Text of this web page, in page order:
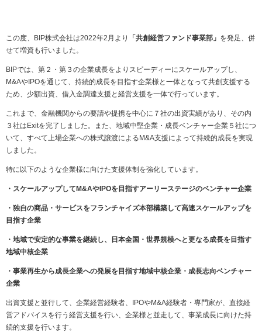
この度、BIP株式会社は2022年2月より 「共創経営ファンド事業部」 を発足、併
せて増資も行いました。
BIPでは、第２・第３の企業成長をよりスピーディーにスケールアップし、
M&AやIPOを通じて、持続的成長を目指す企業様と一体となって共創支援する
ため、少額出資、借入金調達支援と経営支援を一体で行っています。
これまで、金融機関からの要請や提携を中心に７社の出資実績があり、その内
３社はExitを完了しました。また、地域中堅企業・成長ベンチャー企業５社につ
いて、すべて上場企業への株式譲渡によるM&A支援によって持続的成長を実現
しました。
特に以下のような企業様に向けた支援体制を強化しています。
・スケールアップしてM&AやIPOを目指すアーリーステージのベンチャー企業
・独自の商品・サービスをフランチャイズ本部構築して高速スケールアップを
目指す企業
・地域で安定的な事業を継続し、日本全国・世界規模へと更なる成長を目指す
地域中核企業
・事業再生から成長企業への発展を目指す地域中核企業・成長志向ベンチャー
企業
出資支援と並行して、企業経営経験者、IPOやM&A経験者・専門家が、直接経
営アドバイスを行う経営支援を行い、企業様と並走して、事業成長に向けた持
続的支援を行います。